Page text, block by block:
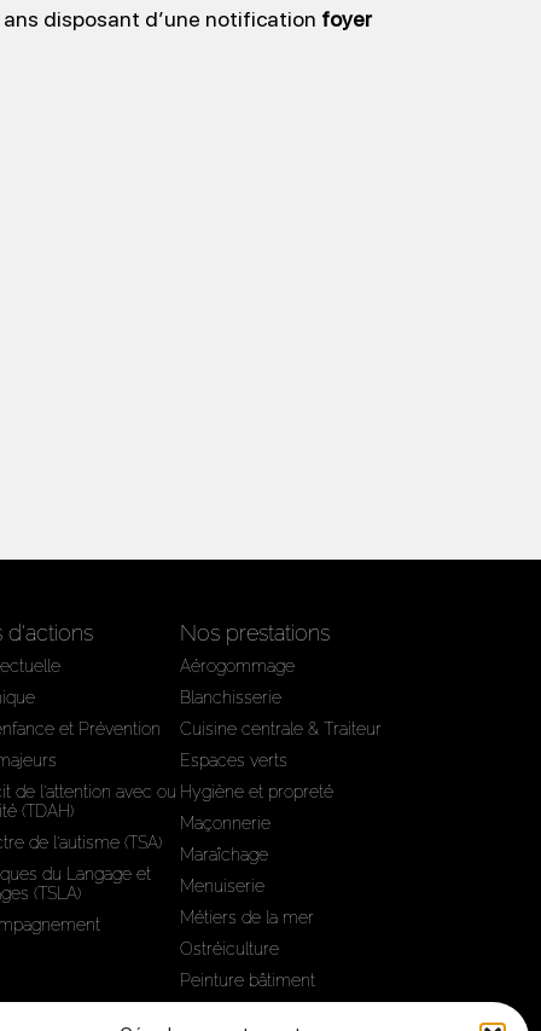
disposant d’une notification foyer
d'actions
et Prévention
de l’attention avec ou
(TDAH)
de l'autisme (TSA)
du Langage et
(TSLA)
Nos prestations
Aérogommage
Blanchisserie
Cuisine centrale & Traiteur
Espaces verts
Hygiène et propreté
Maçonnerie
Maraîchage
Menuiserie
Métiers de la mer
Ostréiculture
Peinture bâtiment